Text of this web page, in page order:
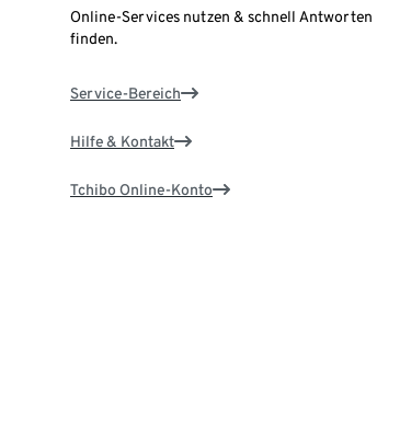
Online-Services nutzen & schnell Antworten
finden.
Service-Bereich
Hilfe & Kontakt
Tchibo Online-Konto